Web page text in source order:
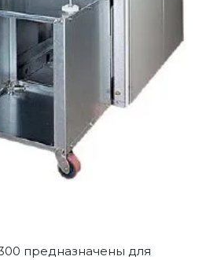
предназначены для